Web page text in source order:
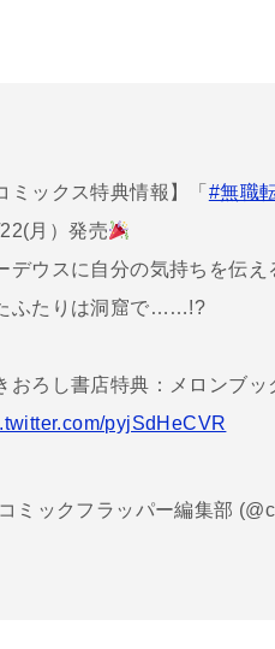
ミックス特典情報】「 #無職
月）発売
デウスに自分の気持ちを伝
ふたりは洞窟で……!?
おろし書店特典：メロンブ
pyjSdHeCVR
ミックフラッパー編集部